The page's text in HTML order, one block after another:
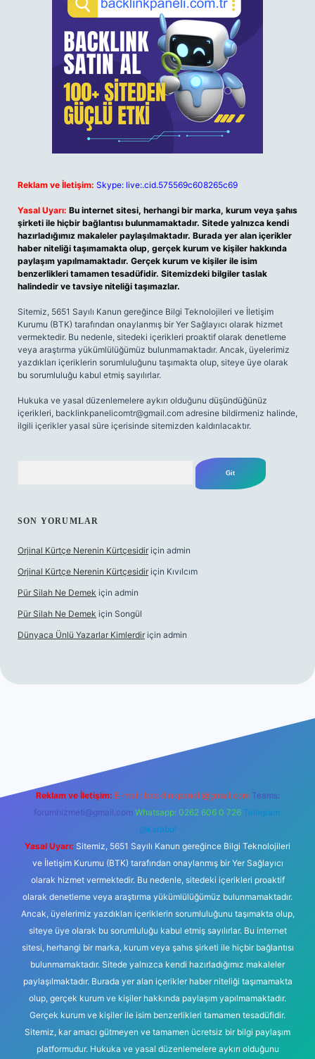
Reklam ve İletişim: Skype: live:.cid.575569c608265c69
Yasal Uyarı: Bu internet sitesi, herhangi bir marka, kurum veya şahıs
şirketi ile hiçbir bağlantısı bulunmamaktadır. Sitede yalnızca kendi
hazırladığımız makaleler paylaşılmaktadır. Burada yer alan içerikler
haber niteliği taşımamakta olup, gerçek kurum ve kişiler hakkında
paylaşım yapılmamaktadır. Gerçek kurum ve kişiler ile isim
benzerlikleri tamamen tesadüfidir. Sitemizdeki bilgiler taslak
halindedir ve tavsiye niteliği taşımazlar.
Sitemiz, 5651 Sayılı Kanun gereğince Bilgi Teknolojileri ve İletişim
Kurumu (BTK) tarafından onaylanmış bir Yer Sağlayıcı olarak hizmet
vermektedir. Bu nedenle, sitedeki içerikleri proaktif olarak denetleme
veya araştırma yükümlülüğümüz bulunmamaktadır. Ancak, üyelerimiz
yazdıkları içeriklerin sorumluluğunu taşımakta olup, siteye üye olarak
bu sorumluluğu kabul etmiş sayılırlar.
Hukuka ve yasal düzenlemelere aykırı olduğunu düşündüğünüz
içerikleri, backlinkpanelicomtr@gmail.com adresine bildirmeniz halinde,
ilgili içerikler yasal süre içerisinde sitemizden kaldırılacaktır.
SON YORUMLAR
Orjinal Kürtçe Nerenin Kürtçesidir için admin
Orjinal Kürtçe Nerenin Kürtçesidir için Kıvılcım
Pür Silah Ne Demek için admin
Pür Silah Ne Demek için Songül
Dünyaca Ünlü Yazarlar Kimlerdir için admin
Reklam ve İletişim: E-mail: backlinkpaneli@gmail.com Teams:
forumhizmeti@gmail.com Whatsapp: 0262 606 0 726 Telegram:
@karabul
Yasal Uyarı: Sitemiz, 5651 Sayılı Kanun gereğince Bilgi Teknolojileri
ve İletişim Kurumu (BTK) tarafından onaylanmış bir Yer Sağlayıcı
olarak hizmet vermektedir. Bu nedenle, sitedeki içerikleri proaktif
olarak denetleme veya araştırma yükümlülüğümüz bulunmamaktadır.
Ancak, üyelerimiz yazdıkları içeriklerin sorumluluğunu taşımakta olup,
siteye üye olarak bu sorumluluğu kabul etmiş sayılırlar. Bu internet
sitesi, herhangi bir marka, kurum veya şahıs şirketi ile hiçbir bağlantısı
bulunmamaktadır. Sitede yalnızca kendi hazırladığımız makaleler
paylaşılmaktadır. Burada yer alan içerikler haber niteliği taşımamakta
olup, gerçek kurum ve kişiler hakkında paylaşım yapılmamaktadır.
Gerçek kurum ve kişiler ile isim benzerlikleri tamamen tesadüfidir.
Sitemiz, kar amacı gütmeyen ve tamamen ücretsiz bir bilgi paylaşım
platformudur. Hukuka ve yasal düzenlemelere aykırı olduğunu